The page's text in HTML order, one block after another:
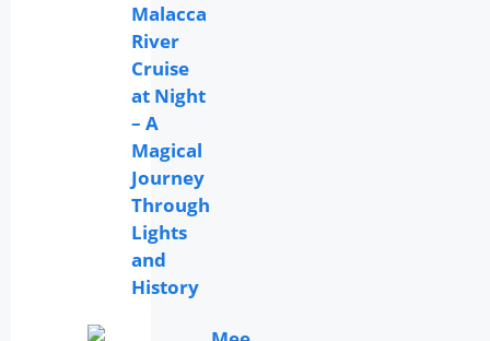
Malacca
River
Cruise
at Night
– A
Magical
Journey
Through
Lights
and
History